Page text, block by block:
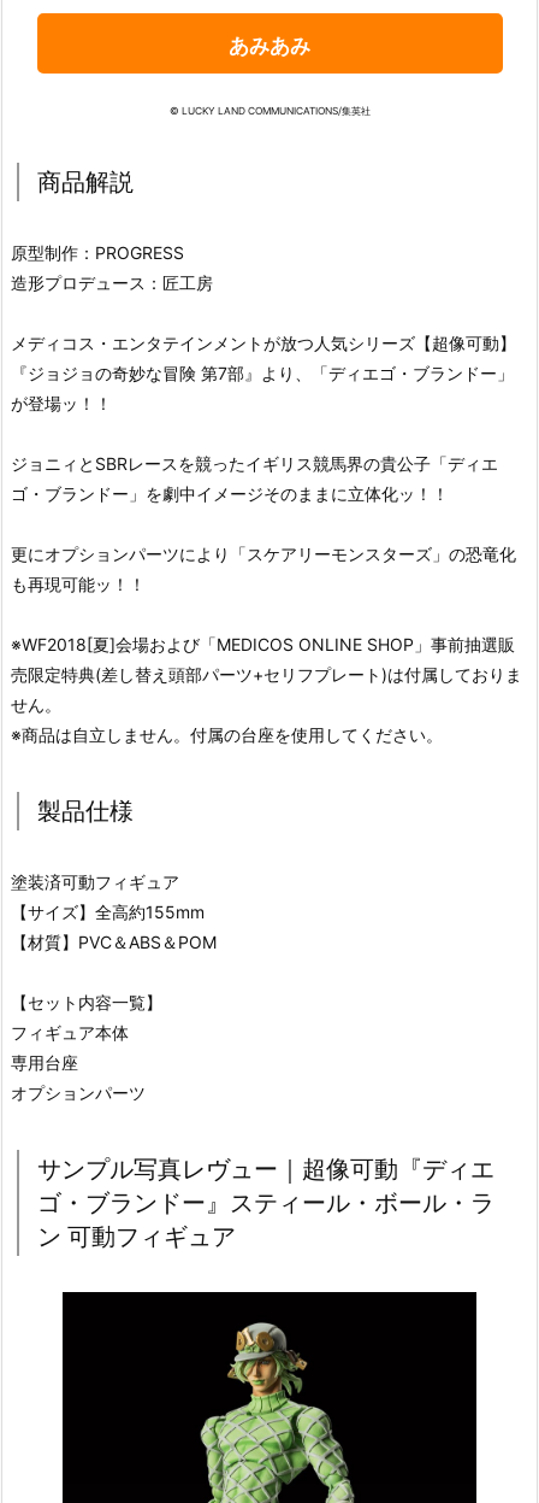
あみあみ
© LUCKY LAND COMMUNICATIONS/集英社
商品解説
原型制作：PROGRESS
造形プロデュース：匠工房
メディコス・エンタテインメントが放つ人気シリーズ【超像可動】
『ジョジョの奇妙な冒険 第7部』より、「ディエゴ・ブランドー」
が登場ッ！！
ジョニィとSBRレースを競ったイギリス競馬界の貴公子「ディエ
ゴ・ブランドー」を劇中イメージそのままに立体化ッ！！
更にオプションパーツにより「スケアリーモンスターズ」の恐竜化
も再現可能ッ！！
※WF2018[夏]会場および「MEDICOS ONLINE SHOP」事前抽選販
売限定特典(差し替え頭部パーツ+セリフプレート)は付属しておりま
せん。
※商品は自立しません。付属の台座を使用してください。
製品仕様
塗装済可動フィギュア
【サイズ】全高約155mm
【材質】PVC＆ABS＆POM
【セット内容一覧】
フィギュア本体
専用台座
オプションパーツ
サンプル写真レヴュー｜超像可動『ディエ
ゴ・ブランドー』スティール・ボール・ラ
ン 可動フィギュア